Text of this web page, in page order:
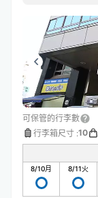
可保管的行李數
行李箱尺寸 :10
8/10月 8/11火